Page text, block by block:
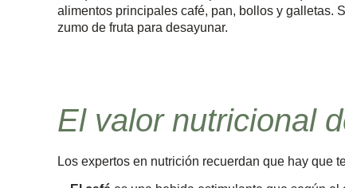
alimentos principales café, pan, bollos y galletas.
zumo de fruta para desayunar.
El valor nutricional
Los expertos en nutrición recuerdan que hay que